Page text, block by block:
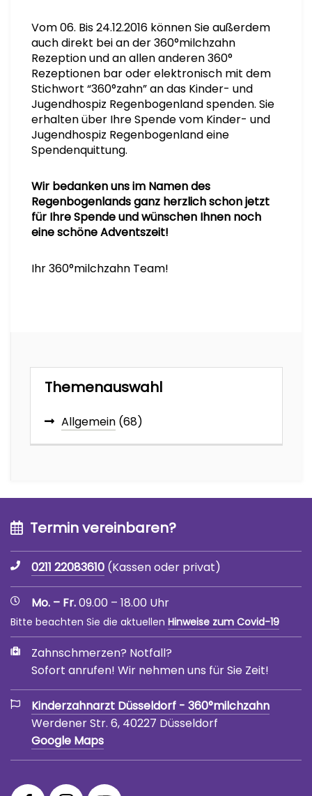
Vom 06. Bis 24.12.2016 können Sie außerdem
auch direkt bei an der 360°milchzahn
Rezeption und an allen anderen 360°
Rezeptionen bar oder elektronisch mit dem
Stichwort “360°zahn” an das Kinder- und
Jugendhospiz Regenbogenland spenden. Sie
erhalten über Ihre Spende vom Kinder- und
Jugendhospiz Regenbogenland eine
Spendenquittung.
Wir bedanken uns im Namen des
Regenbogenlands ganz herzlich schon jetzt
für Ihre Spende und wünschen Ihnen noch
eine schöne Adventszeit!
Ihr 360°milchzahn Team!
Themenauswahl
Allgemein (68)
Termin vereinbaren?
0211 22083610 (Kassen oder privat)
Mo. – Fr.09.00 – 18.00 Uhr
Bitte beachten Sie die aktuellen Hinweise zum Covid-19
Zahnschmerzen? Notfall?
Sofort anrufen! Wir nehmen uns für Sie Zeit!
Kinderzahnarzt Düsseldorf - 360°milchzahn
Werdener Str. 6, 40227 Düsseldorf
Google Maps
360° 360° 360°